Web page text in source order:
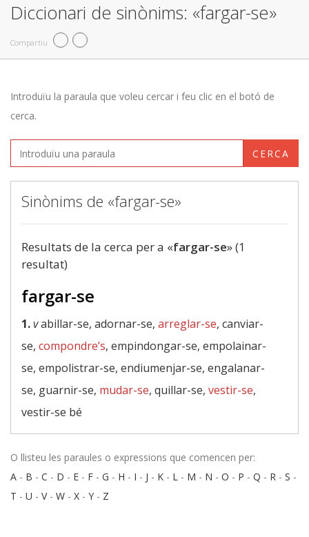
Diccionari de sinònims: «fargar-se»
Compartiu
Introduïu la paraula que voleu cercar i feu clic en el botó de
cerca.
CERCA
Sinònims de «fargar-se»
Resultats de la cerca per a «fargar-se» (1
resultat)
fargar-se
1.vabillar-se, adornar-se, arreglar-se, canviar-
se, compondre’s, empindongar-se, empolainar-
se, empolistrar-se, endiumenjar-se, engalanar-
se, guarnir-se, mudar-se, quillar-se, vestir-se,
vestir-se bé
O llisteu les paraules o expressions que comencen per:
A - B - C - D - E - F - G - H - I - J - K - L - M - N - O - P - Q - R - S -
T - U - V- W - X - Y - Z